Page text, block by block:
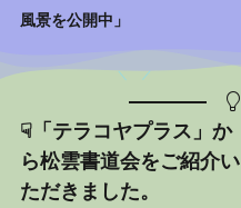
風景を公開中」
☟「テラコヤプラス」か
ら松雲書道会をご紹介い
ただきました。